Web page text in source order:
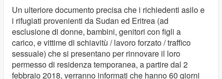
Un ulteriore documento precisa che i richiedenti asilo e
i rifugiati provenienti da Sudan ed Eritrea (ad
esclusione di donne, bambini, genitori con figli a
carico, e vittime di schiavitù / lavoro forzato / traffico
sessuale) che si presentano per rinnovare il loro
permesso di residenza temporanea, a partire dal 2
febbraio 2018, verranno informati che hanno 60 giorni